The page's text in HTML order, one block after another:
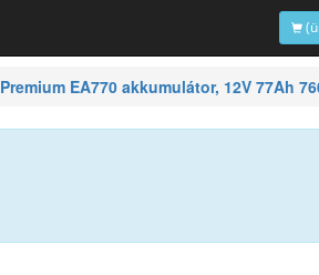
EA770 akkumulátor, 12V 77Ah